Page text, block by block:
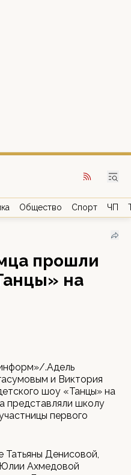
Общество Спорт ЧП
прошли
на
.Адель
и Виктория
шоу «Танцы» на
представляли школу
первого
Денисовой,
Ахмедовой